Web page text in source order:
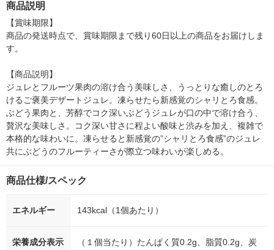
商品説明
【賞味期限】
商品の発送時点で、賞味期限まで残り60日以上の商品をお届けしま
す。
【商品説明】
ジュレとフルーツ果肉の溶け合う美味しさ、うっとりな癒しのとろ
けるご褒美デザートジュレ。凍らせたら新感覚のシャリとろ食感。
ぶどう果肉と、芳醇でコク深いぶどうジュレが口の中で溶け合う、
贅沢な美味しさ。コク深い甘さに程よい酸味と渋みを加え、複雑で
本格的な味わいに。凍らせると新感覚の”シャリとろ食感”のジュレ
共にぶどうのフルーティーさが際立つ味わいが楽しめる。
商品仕様/スペック
エネルギー 143kcal（1個あたり）
栄養成分表示 （１個当たり）たんぱく質0.2g、脂質0.2g、炭